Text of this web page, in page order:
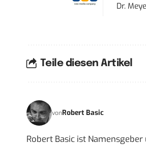
Dr.
Teile diesen Artikel
vonRobert Basic
Robert Basic ist